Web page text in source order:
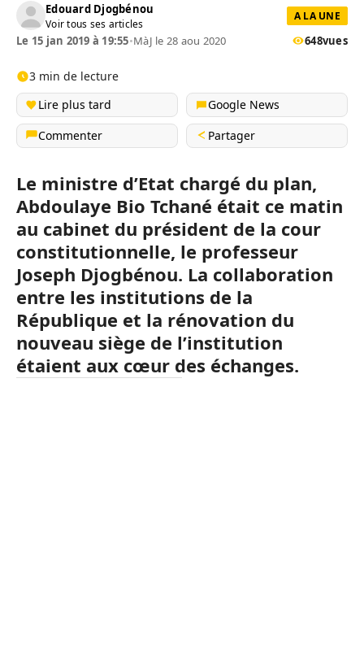
Edouard Djogbénou
Voir tous ses articles
A LA UNE
Le 15 jan 2019 à 19:55•MàJ le 28 aou 2020 648vues
3 min de lecture
Lire plus tard
Google News
Commenter
Partager
Le ministre d’Etat chargé du plan,
Abdoulaye Bio Tchané était ce matin
au cabinet du président de la cour
constitutionnelle, le professeur
Joseph Djogbénou. La collaboration
entre les institutions de la
République et la rénovation du
nouveau siège de l’institution
étaient aux cœur des échanges.